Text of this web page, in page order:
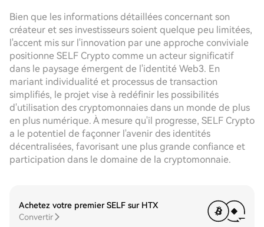
Bien que les informations détaillées concernant son
créateur et ses investisseurs soient quelque peu limitées,
l'accent mis sur l'innovation par une approche conviviale
positionne SELF Crypto comme un acteur significatif
dans le paysage émergent de l'identité Web3. En
mariant individualité et processus de transaction
simplifiés, le projet vise à redéfinir les possibilités
d'utilisation des cryptomonnaies dans un monde de plus
en plus numérique. À mesure qu'il progresse, SELF Crypto
a le potentiel de façonner l'avenir des identités
décentralisées, favorisant une plus grande confiance et
participation dans le domaine de la cryptomonnaie.
Achetez votre premier SELF sur HTX
Convertir